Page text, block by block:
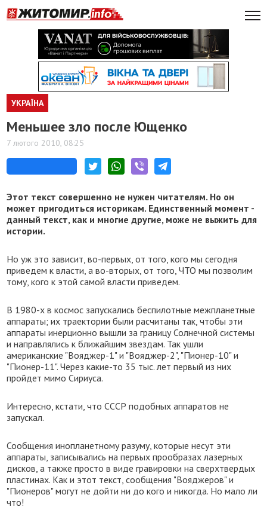
УКРАЇНА
Меньшее зло после Ющенко
7 лютого 2010, 08:25
Этот текст совершенно не нужен читателям. Но он
может пригодиться историкам. Единственный момент -
данный текст, как и многие другие, може не выжить для
истории.
Но уж это зависит, во-первых, от того, кого мы сегодня
приведем к власти, а во-вторых, от того, ЧТО мы позволим
тому, кого к этой самой власти приведем.
В 1980-х в космос запускались беспилотные межпланетные
аппараты; их траектории были расчитаны так, чтобы эти
аппараты инерционно вышли за границу Солнечной системы
и направлялись к ближайшим звездам. Так ушли
американские "Вояджер-1" и "Вояджер-2", "Пионер-10" и
"Пионер-11". Через какие-то 35 тыс. лет первый из них
пройдет мимо Сириуса.
Интересно, кстати, что СССР подобных аппаратов не
запускал.
Сообщения инопланетному разуму, которые несут эти
аппараты, записывались на первых прообразах лазерных
дисков, а также просто в виде гравировки на сверхтвердых
пластинах. Как и этот текст, сообщения "Вояджеров" и
"Пионеров" могут не дойти ни до кого и никогда. Но мало ли
что!